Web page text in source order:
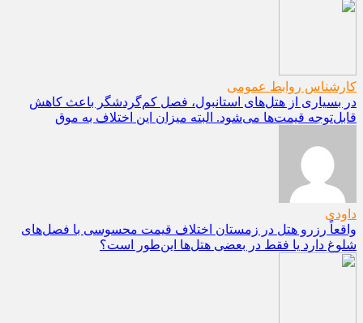
کارشناس روابط عمومی
در بسیاری از هتل‌های استانبول، فصل کم‌گردشگر باعث کاهش
قابل‌توجه قیمت‌ها می‌شود. البته میزان این اختلاف به موق
داودی
واقعاً رزرو هتل در زمستان اختلاف قیمت محسوسی با فصل‌های
شلوغ دارد یا فقط در بعضی هتل‌ها این‌طور است؟